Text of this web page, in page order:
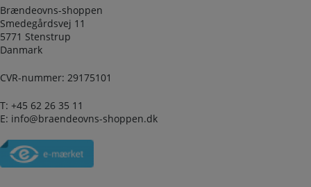
Brændeovns-shoppen
Smedegårdsvej 11
5771 Stenstrup
Danmark
CVR-nummer: 29175101
T: +45 62 26 35 11
E: info@braendeovns-shoppen.dk